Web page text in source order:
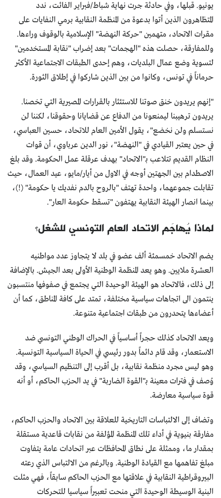
يونيو. قبلها، وفي حادثة جرت نهاية شباط/فبراير الفائت، ندد
المتظاهرون الذين أتوا بدعوة من المنظمة النقابية برمي النفايات على
مقرات الاتحاد، متهمين "حركة النهضة" الإسلامية بالوقوف وراءها.
وللمفارقة، حصلت هذه "الهجمات" بعد إضراب "نقابة المستخدمين"
لتسوية وضع عمال البلديات، وهم إحدى الطبقات الاجتماعية الأكثر
حرماناً في تونس، وكانوا من بين الذين شاركوا في إطلاق الثورة.
"إنهم يريدون خنق صوتنا للاستئثار بالقرارات المصيرية التي تخصنا.
يريدون ترهيبنا ليمنعونا من الدفاع عن قضايانا وحقوقنا، لكننا لن
نستسلم ولن نخضع"، يقول الأمين العام للاتحاد، حسين العباسي،
في حين يعتبر القيادي في "النهضة"، نور الدين عرباوي، أن قوات
النظام القديم تتلاعب بـ"الاتحاد" بهدف عرقلة عمل الحكومة. وقد بلغ
الاصطدام بين الجهتين أوجه في الاول من أيار/مايو، عيد العمال، حيث
تقابلت جموعهما، واحدة تهتف "بالروح بالدم نفديك يا حكومة" (!)،
بينما انصار الهيئة النقابية يهتفون "تسقط حكومة العار".
لماذا يُهاجَم الاتحاد العام التونسي للشغل؟
يضم الاتحاد خمسمئة ألف عضو في بلد لا يتجاوز عدد مواطنيه
العشرة ملايين. وهو يعد المنظمة الوطنية الأولى بعد الجيش. بالإضافة
إلى ذلك، فالاتحاد هو الهيئة الوحيدة التي يجتمع في صفوفها منتسبون
ينتمون الى اتجاهات سياسية مختلفة، تمتد على كافة المناطق، كما أن
أعضاءها يتحدرون من طبقات اجتماعية متنوعة.
ويعد الاتحاد كذلك حجراً أساسياً في الحراك الوطني التونسي ضد
الاستعمار، وقد قام دائماً بدور رئيسي في الحياة السياسية التونسية.
وهو ليس مجرد منظمة نقابية، بل أقرب إلى التنظيم السياسي، وقد
وُصف في فترات معينة بـ"القوة الضاربة" في يد الحزب الحاكم، أو أنه
قوة سياسية معارضة.
وتضاف إلى الالتباسات التاريخية للعلاقة بين الاتحاد والحزب الحاكم،
مفارقة بنيوية في أداء تلك المنظمة المؤلفة من نقابات قاعدية مستقلة
بمقدار ما، وممثلة على نطاق المحافظات عبر اتحادات عامة يتفاوت
مبلغ تفاهمها مع القيادة الوطنية. وبالرغم من الالتباس الذي رعته
البيروقراطية النقابية في علاقتها مع الحزب الحاكم سابقاً، فهي مثلت
البنية الوسيطة الوحيدة التي منحت تعبيراً سياسيا للتحركات